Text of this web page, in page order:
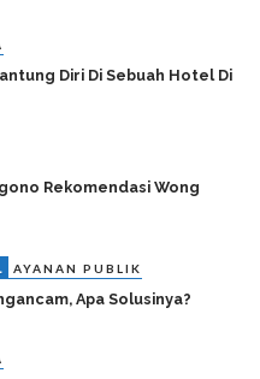
Diri Di Sebuah Hotel Di
Rekomendasi Wong
AYANAN PUBLIK
Apa Solusinya?